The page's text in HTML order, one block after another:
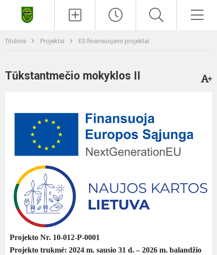
Titulinis Projektai ES finansuojami projektai
Tūkstantmečio mokyklos II
Projekto Nr. 10-012-P-0001
Projekto trukmė: 2024 m. sausio 31 d. – 2026 m. balandžio